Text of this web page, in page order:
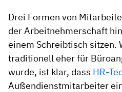
Drei Formen von
der Arbeitnehmerschaft
einem Schreibtisch sitzen.
traditionell eher für
wurde, ist klar, dass HR-
Außendienstmitarbeiter